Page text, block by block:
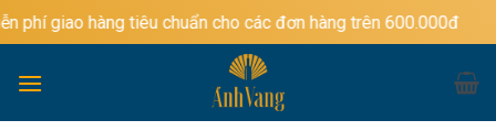
Bỏ
qua
dung
tiêu chuẩn cho các đơn hàng trên 600.000đ